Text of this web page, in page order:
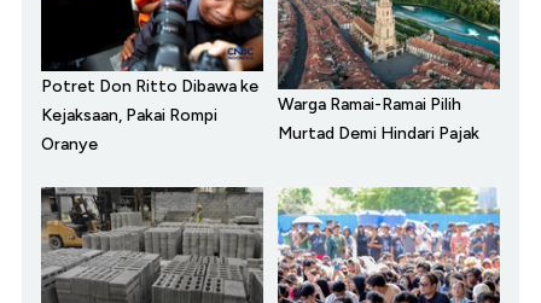
Potret Don Ritto Dibawa ke
Kejaksaan, Pakai Rompi
Oranye
Warga Ramai-Ramai Pilih
Murtad Demi Hindari Pajak